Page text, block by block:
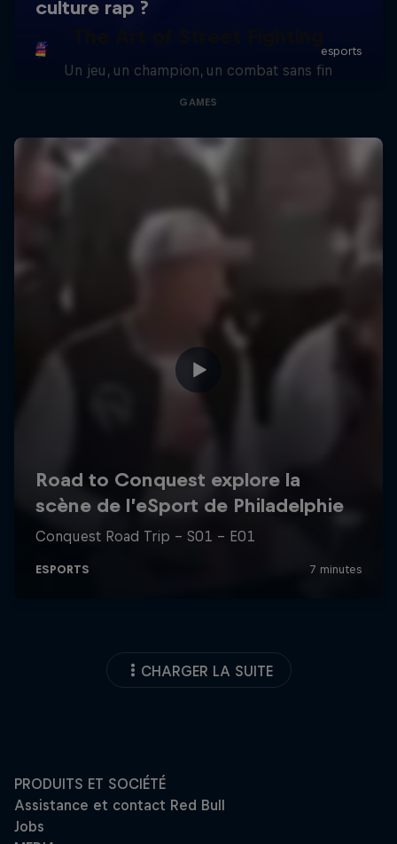
Un jeu, un champion, un combat sans fin
GAMES
CHARGER LA SUITE